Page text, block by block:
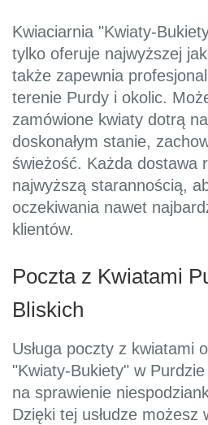
Kwiaciarnia "Kwiaty-
tylko oferuje najwyższej
także zapewnia
terenie Purdy i okolic.
zamówione kwiaty dotrą
doskonałym stanie,
świeżość. Każda dostawa
najwyższą starannością,
oczekiwania nawet
klientów.
Poczta z Kwiatami
Bliskich
Usługa poczty z kwiatami
"Kwiaty-Bukiety" w
na sprawienie
Dzięki tej usłudze możesz